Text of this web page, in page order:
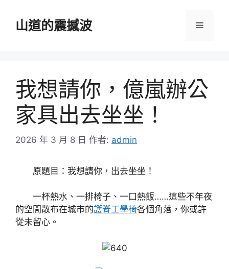
山道的震撼波 選
我想請你，億嵐辦公
家具出去坐坐！
2026 年 3 月 8 日 作者: admin
原題目：我想請你，出去坐坐！
一杯熱水、一排椅子、一口熱飯……這些不年夜
的空間散布在城市的護脊工學椅各個角落，你或許
從未留心。